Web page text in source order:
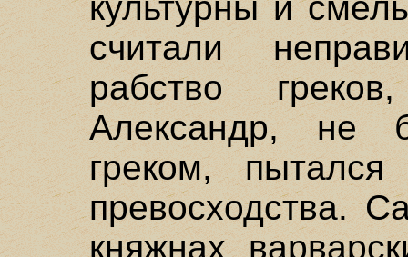
культурны и
считали
рабство
Александр, не
греком,
превосходства.
княжнах